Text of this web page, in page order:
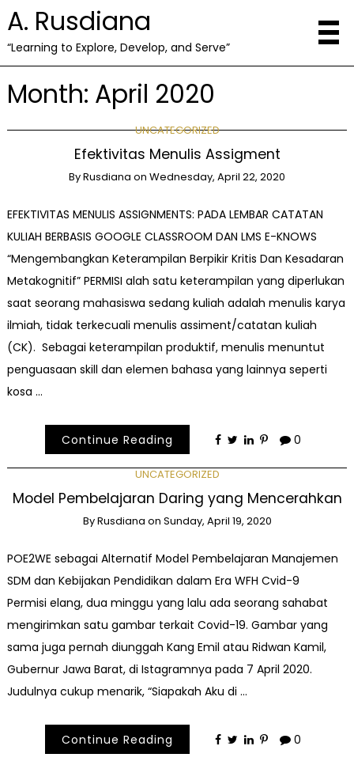
A. Rusdiana
“Learning to Explore, Develop, and Serve”
Month: April 2020
UNCATEGORIZED
Efektivitas Menulis Assigment
ByRusdiana on Wednesday, April 22, 2020
EFEKTIVITAS MENULIS ASSIGNMENTS: PADA LEMBAR CATATAN
KULIAH BERBASIS GOOGLE CLASSROOM DAN LMS E-KNOWS
“Mengembangkan Keterampilan Berpikir Kritis Dan Kesadaran
Metakognitif” PERMISI alah satu keterampilan yang diperlukan
saat seorang mahasiswa sedang kuliah adalah menulis karya
ilmiah, tidak terkecuali menulis assiment/catatan kuliah
(CK). Sebagai keterampilan produktif, menulis menuntut
penguasaan skill dan elemen bahasa yang lainnya seperti
kosa …
Continue Reading 0
UNCATEGORIZED
Model Pembelajaran Daring yang Mencerahkan
ByRusdiana on Sunday, April 19, 2020
POE2WE sebagai Alternatif Model Pembelajaran Manajemen
SDM dan Kebijakan Pendidikan dalam Era WFH Cvid-9
Permisi elang, dua minggu yang lalu ada seorang sahabat
mengirimkan satu gambar terkait Covid-19. Gambar yang
sama juga pernah diunggah Kang Emil atau Ridwan Kamil,
Gubernur Jawa Barat, di Istagramnya pada 7 April 2020.
Judulnya cukup menarik, “Siapakah Aku di …
Continue Reading 0